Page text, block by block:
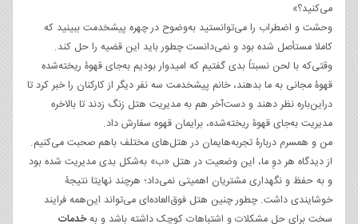
می‌کنید؟»
وحشت و اضطراب را می‌توانستید به‌وضوح در چهره پیشخدمت ببینید که
کاملا مستأصل شده بود و نمی‌دانست چطور باید این قضیه را حل کند.
وقتی‌که با لحن نسبتاً بدی گفتیم که امیدوار بودیم به‌جای قهوۀ ریخته‌شده
قهوۀ مجانی به ما بدهند، خانم پیشخدمت سه نفر دیگر از کارکنان را خبر کرد تا
دراین‌باره نظر دهند و دست‌آخر هم به مدیریت هتل زنگ زدند تا بالاخره
مدیریت به‌جای قهوۀ ریخته‌شده، برایمان قهوه سفارش داد.
من و همسرم دربارۀ تجربه‌هایمان در هتل‌های مختلف باهم صحبت می‌کنیم.
از دیدگاه هر دوِ ما، این وضعیت در هتل «ب» به‌شکل بدی مدیریت‌ شده بود
و به حفظ و نگهداری مشتریان اهمیتی نمی‌داد؛ هرچند نهایتا نتیجۀ
خوشایندی داشت. چطور چنین هتل فوق‌العاده‌ای می‌تواند این‌همه فرایند
سخت برای حل مشکلات و اشتباهات کوچک داشته باشد و بهخدمات